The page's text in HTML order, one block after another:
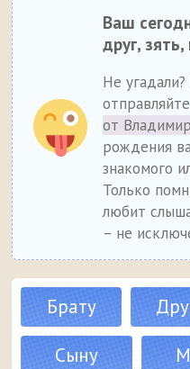
Ваш
друг,
Не
от
рождения
знакомого
Только
любит
– не
Брату
Сыну